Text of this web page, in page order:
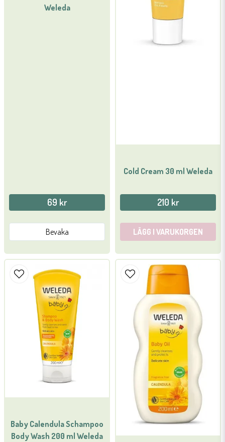
Weleda
69 kr
Bevaka
Cold Cream 30 ml Weleda
210 kr
LÄGG I VARUKORGEN
Baby Calendula Schampoo
Body Wash 200 ml Weleda